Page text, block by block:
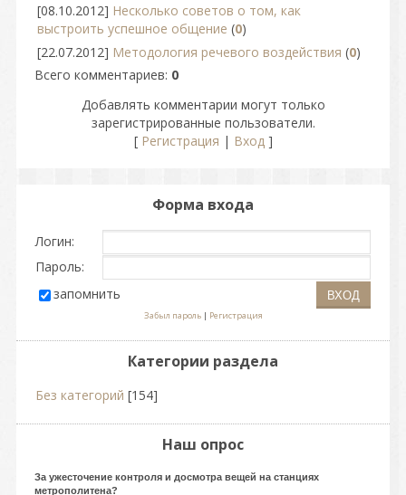
[08.10.2012] Несколько советов о том, как
выстроить успешное общение (0)
[22.07.2012] Методология речевого воздействия (0)
Всего комментариев: 0
Добавлять комментарии могут только
зарегистрированные пользователи.
[ Регистрация | Вход]
Форма входа
Логин:
Пароль:
запомнить
Забыл пароль| Регистрация
Категории раздела
Без категорий [154]
Наш опрос
За ужесточение контроля и досмотра вещей на станциях
метрополитена?